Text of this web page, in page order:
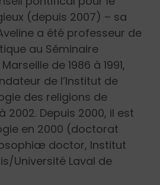
(depuis 2007) – sa
a été professeur de
au Séminaire
de 1986 à 1991,
de l’Institut de
des religions de
2002. Depuis 2000, il est
en 2000 (doctorat
doctor, Institut
Université Laval de